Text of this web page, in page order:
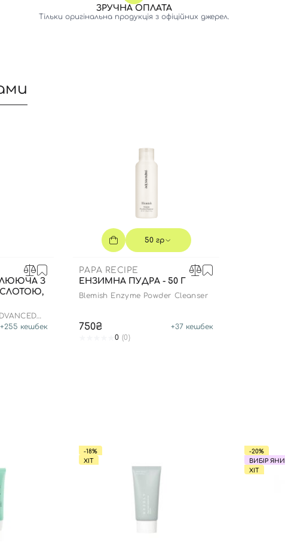
ЗРУЧНА ОПЛАТА
Тільки оригінальна продукція з офіційних джерел.
З
+255 кешбек
50 гр
PAPA RECIPE
ЕНЗИМНА ПУДРА - 50 Г
Blemish Enzyme Powder Cleanser
750₴ +37 кешбек
0 (0)
-18%
ХІТ
-20%
ВИБІР ЯНИ
ХІТ
Ви ще не додали товари у кошик
Реєстрація
Номер телефону